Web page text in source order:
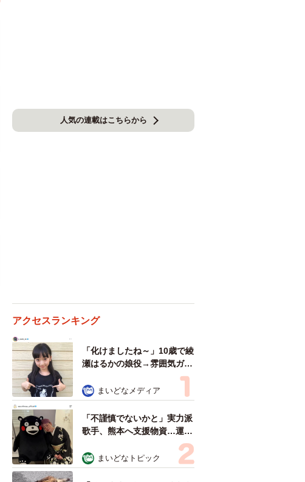
人気の連載はこちらから
アクセスランキング
「化けましたね～」10歳で綾
瀬はるかの娘役→雰囲気ガラ
リの18歳に成長 「メイクで
雰囲気が」「宝塚に入れそ
う」
まいどなメディア
「不謹慎でないかと」実力派
歌手、熊本へ支援物資…運搬
トラックの車体デザインにた
めらい 「痛いほど伝わる」
「行動され立派」
まいどなトピック